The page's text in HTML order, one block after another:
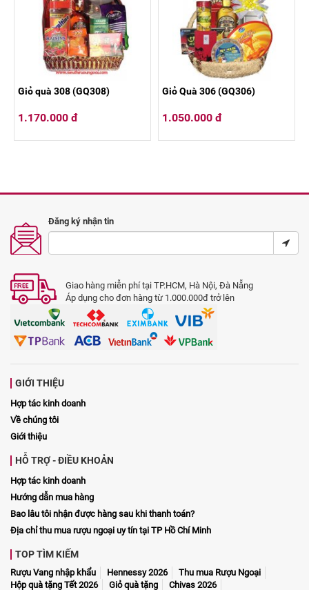
Giỏ quà 308 (GQ308)
1.170.000 đ
Giỏ Quà 306 (GQ306)
1.050.000 đ
Đăng ký nhận tin
Giao hàng miễn phí tại TP.HCM, Hà Nội, Đà Nẵng
Áp dụng cho đơn hàng từ 1.000.000đ trở lên
GIỚI THIỆU
Hợp tác kinh doanh
Về chúng tôi
Giới thiệu
HỖ TRỢ - ĐIỀU KHOẢN
Hợp tác kinh doanh
Hướng dẫn mua hàng
Bao lâu tôi nhận được hàng sau khi thanh toán?
Địa chỉ thu mua rượu ngoại uy tín tại TP Hồ Chí Minh
TOP TÌM KIẾM
Rượu Vang nhập khẩu Hennessy 2026
Thu mua Rượu Ngoại
Hộp quà tặng Tết 2026
Giỏ quà tặng Chivas 2026